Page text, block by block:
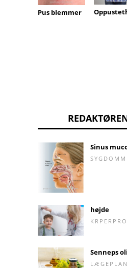
Pus blemmer
Sinus
højde
Senneps